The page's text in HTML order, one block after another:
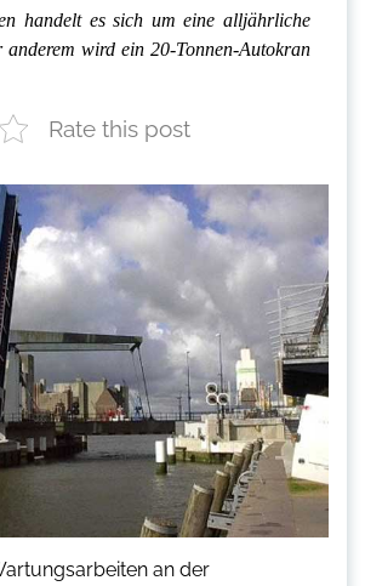
handelt es sich um eine alljährliche
anderem wird ein 20-Tonnen-Autokran
Rate this post
an der